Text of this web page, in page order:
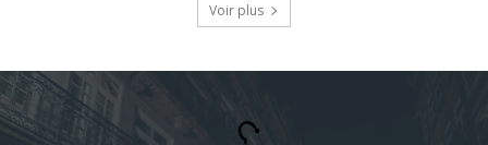
Voir plus